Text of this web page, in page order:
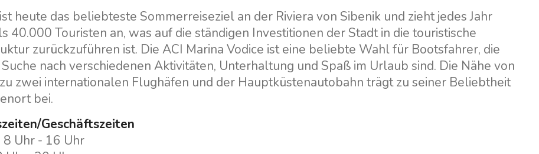
heute das beliebteste Sommerreiseziel an der Riviera von Sibenik und zieht jedes Jahr
40.000 Touristen an, was auf die ständigen Investitionen der Stadt in die touristische
zurückzuführen ist. Die ACI Marina Vodice ist eine beliebte Wahl für Bootsfahrer, die
nach verschiedenen Aktivitäten, Unterhaltung und Spaß im Urlaub sind. Die Nähe von
zwei internationalen Flughäfen und der Hauptküstenautobahn trägt zu seiner Beliebtheit
bei.
Geschäftszeiten
8 Uhr - 16 Uhr